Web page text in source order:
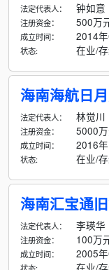
法定代表人： 钟如意
注册资金： 500万
成立时间： 2014
状态: 在业/
海南海航日
法定代表人： 林觉川
注册资金： 5000
成立时间： 2016
状态: 在业/
海南汇宝通
法定代表人： 李瑛华
注册资金： 100万
成立时间： 2005
在业/